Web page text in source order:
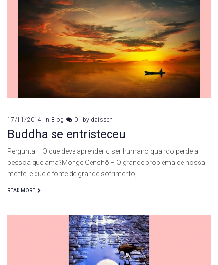
17/11/2014 in Blog 0 by daissen
Buddha se entristeceu
Pergunta – O que deve aprender o ser humano quando perde a
pessoa que ama?Monge Genshô – O grande problema de nossa
mente, e que é fonte de grande sofrimento,…
READ MORE